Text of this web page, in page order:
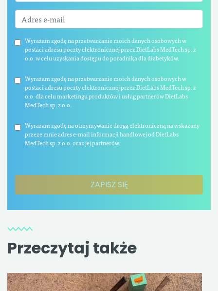
Wyrażam zgodę na przetwarzanie moich danych osobowych w
postaci adresu poczty elektronicznej przez DietLabs MedTech sp. z
o.o. w celu uzyskania dostępu do poradnika dla diabetyków.
Wyrażam zgodę na przetwarzanie moich danych osobowych w
postaci adresu poczty elektronicznej przez DietLabs MedTech sp. z
o.o. dla celu marketingu produktów i usług partnerów DietLabs
MedTech sp. z o.o.
Wyrażam zgodę na otrzymywanie drogą elektroniczną na wskazany
przeze mnie adres e-mail informacji handlowej od DietLabs
MedTech sp. z o.o. oraz jej partnerów.
Przeczytaj także